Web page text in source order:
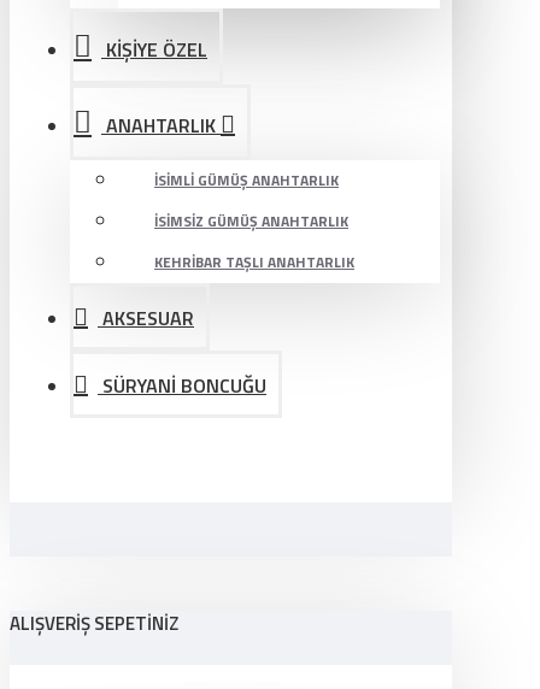
KİŞİYE ÖZEL
ANAHTARLIK
İSIMLI GÜMÜŞ ANAHTARLIK
İSIMSIZ GÜMÜŞ ANAHTARLIK
KEHRIBAR TAŞLI ANAHTARLIK
AKSESUAR
SÜRYANİ BONCUĞU
ALIŞVERIŞ SEPETINIZ